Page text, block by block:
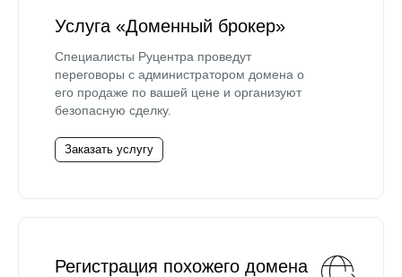
Услуга «Доменный брокер»
Специалисты Руцентра проведут
переговоры с администратором домена о
его продаже по вашей цене и организуют
безопасную сделку.
Заказать услугу
Регистрация похожего домена